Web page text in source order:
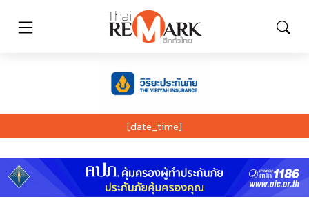
[date_time]